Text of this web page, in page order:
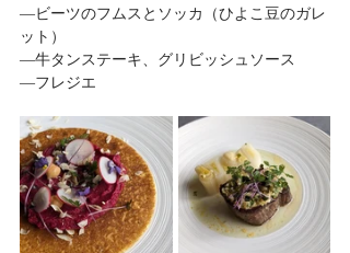
―ビーツのフムスとソッカ（ひよこ豆のガレ
ット）
―牛タンステーキ、グリビッシュソース
―フレジエ